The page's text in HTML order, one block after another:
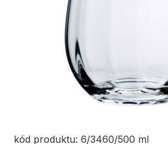
kód produktu: 6/3460/500 ml